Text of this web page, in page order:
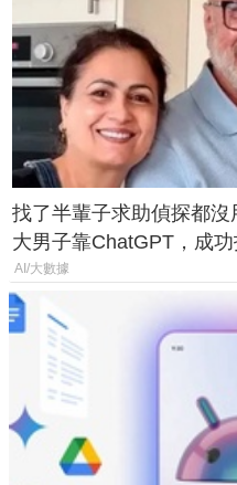
找了半輩子求助偵探都沒
大男子靠ChatGPT，成
年家人
AI/大數據